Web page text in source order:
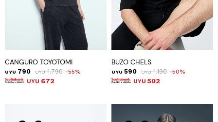
CANGURO TOYOTOMI
UYU 790 UYU 1.790 55
UYU 672
BUZO CHELS
UYU 590 UYU 1.190 50
UYU 502